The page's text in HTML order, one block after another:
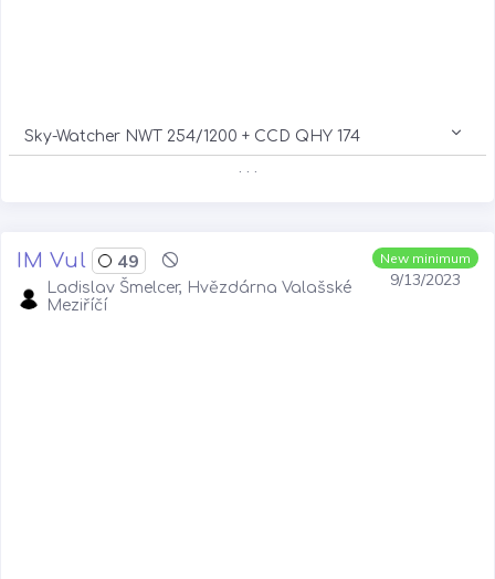
Sky-Watcher NWT 254/1200 + CCD QHY 174
. . .
New minimum
9/13/2023
IM Vul 49
Ladislav Šmelcer, Hvězdárna Valašské
Meziříčí